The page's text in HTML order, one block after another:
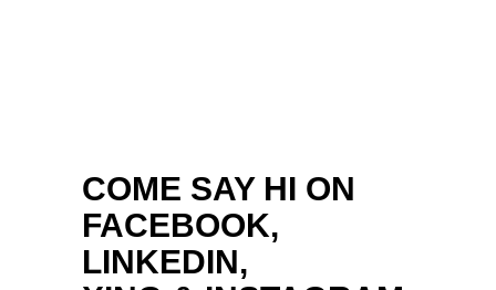
COME SAY HI ON
FACEBOOK,
LINKEDIN,